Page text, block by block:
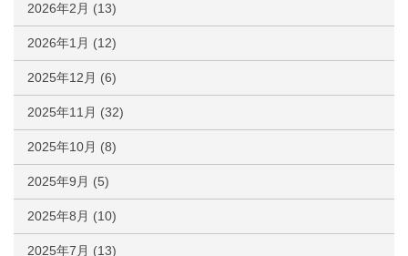
2026年2月 (13)
2026年1月 (12)
2025年12月 (6)
2025年11月 (32)
2025年10月 (8)
2025年9月 (5)
2025年8月 (10)
2025年7月 (13)